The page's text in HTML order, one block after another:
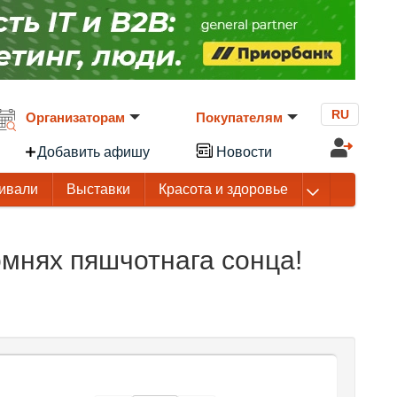
Организаторам
Добавить афишу
Покупателям
Новости
RU
Выставки Красота и здоровье
пяшчотнага сонца!